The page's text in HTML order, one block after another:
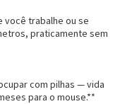
você trabalhe ou se
praticamente sem
com pilhas — vida
para o mouse.**